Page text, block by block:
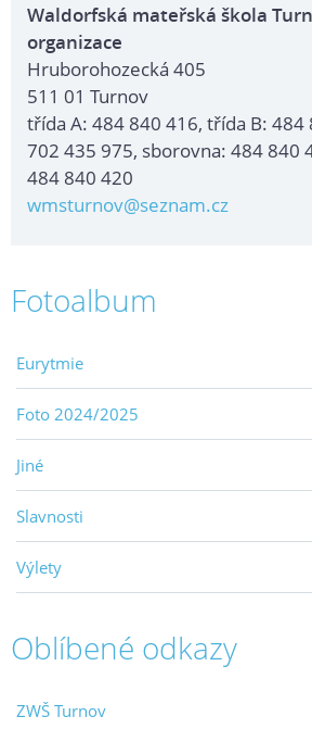
Waldorfská mateřská škola
organizace
Hruborohozecká 405
511 01 Turnov
třída A: 484 840 416, třída B: 484
702 435 975, sborovna: 484 840
484 840 420
wmsturnov@seznam.cz
Fotoalbum
Eurytmie
Foto 2024/2025
Jiné
Slavnosti
Výlety
Oblíbené odkazy
ZWŠ Turnov